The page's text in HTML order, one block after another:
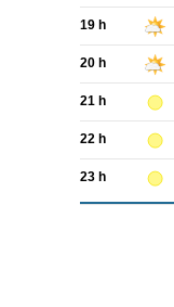
19 h
20 h
21 h
22 h
23 h